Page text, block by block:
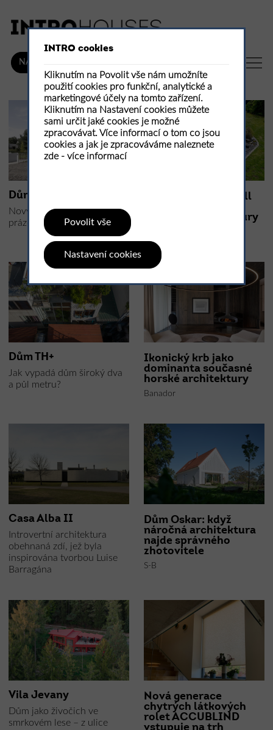
INTRO cookies
Kliknutím na Povolit vše nám umožníte
použití cookies pro funkční, analytické a
marketingové účely na tomto zařízení.
Kliknutím na Nastavení cookies můžete
sami určit jaké cookies je možné
zpracovávat. Více informací o tom co jsou
cookies a jak je zpracováváme naleznete
zde - více informací
Povolit vše
Nastavení cookies
NÁKUP
Dům u jezera Kownatki
Nový standard
prázdninového domu
Přírodní bazén small
zahradní architektury
Dům TH+
Jak vypadá dům široký dva
a půl metru?
Ikonický krb jako
dominanta současné
horské architektury
Banador
Casa Alba II
Introvertní architektura
obehnaná zdí, jež byla
inspirována tvorbou Luise
Barragána
Dům Oskar: když
náročná architektura
najde správného
zhotovitele
S-B
Vila Jevany
Dům jako živočich ve
smrkovém lese – z ulice
Nová generace
chytrých látkových
rolet ACCUBLIND
vstupuje na trh